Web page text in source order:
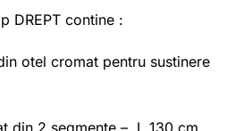
DREPT contine :
otel cromat pentru sustinere
din 2 segmente – L 130 cm